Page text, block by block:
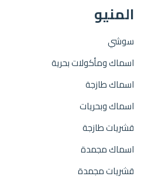
المنيو
سوشي
اسماك ومأكولات بحرية
اسماك طازجة
اسماك وبحريات
قشريات طازجة
اسماك مجمدة
قشريات مجمدة